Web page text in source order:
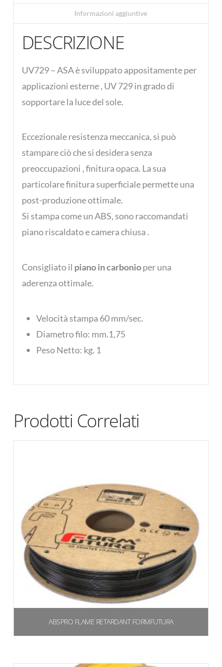
Informazioni aggiuntive
DESCRIZIONE
UV729 – ASA è sviluppato appositamente per
applicazioni esterne , UV 729 in grado di
sopportare la luce del sole.
Eccezionale resistenza meccanica, si può
stampare ciò che si desidera senza
preoccupazioni , finitura opaca. La sua
particolare finitura superficiale permette una
post-produzione ottimale.
Si stampa come un ABS, sono raccomandati
piano riscaldato e camera chiusa .
Consigliato il piano in carbonioper una
aderenza ottimale.
Velocità stampa 60 mm/sec.
Diametro filo: mm.1,75
Peso Netto: kg. 1
Prodotti Correlati
ABSPRO FLAME RETARDANT FORMFUTURA
Scegli